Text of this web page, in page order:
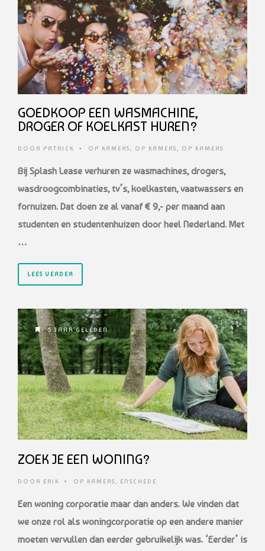
GOEDKOOP EEN WASMACHINE,
DROGER OF KOELKAST HUREN?
DOOR PATRICK • OP KAMERS, OP KAMERS, OP KAMERS
Bij Splash Lease verhuren ze wasmachines, drogers,
wasdroogcombinaties, tv’s, koelkasten, vaatwassers en
fornuizen. Dat doen ze al vanaf € 9,- per maand aan
studenten en studentenhuizen door heel Nederland. Met
…
LEES VERDER
5 JAAR GELEDEN
ZOEK JE EEN WONING?
DOOR ERIK • OP KAMERS, ENSCHEDE
Een woning corporatie maar dan anders. We vinden dat
we onze rol als woningcorporatie op een andere manier
moeten vervullen dan eerder gebruikelijk was. ‘Eerder’ is